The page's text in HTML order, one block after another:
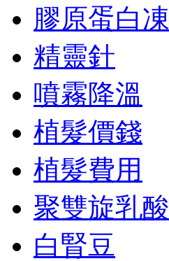
膠原蛋白凍
精靈針
噴霧降溫
植髮價錢
植髮費用
聚雙旋乳酸
白腎豆